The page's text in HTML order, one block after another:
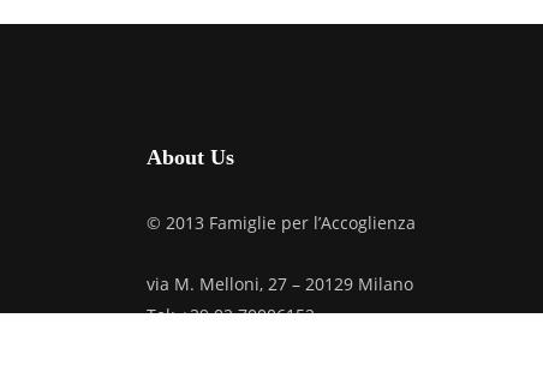
About Us
© 2013 Famiglie per l’Accoglienza
via M. Melloni, 27 – 20129 Milano
Tel: +39.02.70006152